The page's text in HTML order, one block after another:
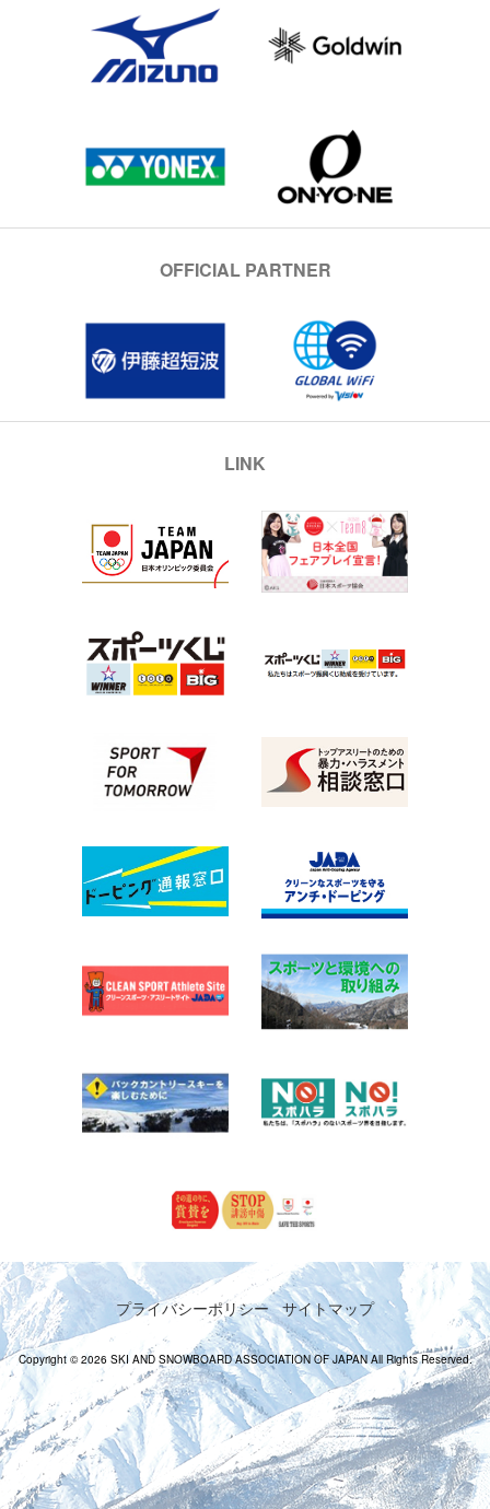
OFFICIAL PARTNER
LINK
プライバシーポリシー サイトマップ
Copyright © 2026 SKI AND SNOWBOARD ASSOCIATION OF JAPAN All Rights Reserved.